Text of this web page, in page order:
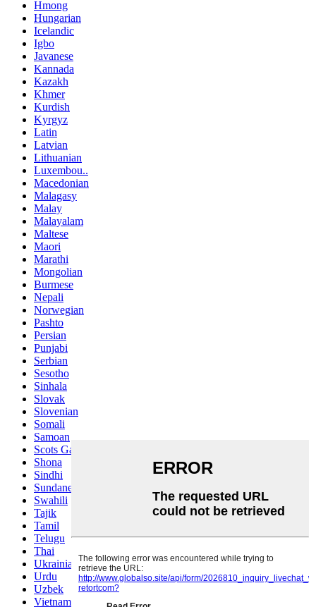
Hmong
Hungarian
Icelandic
Igbo
Javanese
Kannada
Kazakh
Khmer
Kurdish
Kyrgyz
Latin
Latvian
Lithuanian
Luxembou..
Macedonian
Malagasy
Malay
Malayalam
Maltese
Maori
Marathi
Mongolian
Burmese
Nepali
Norwegian
Pashto
Persian
Punjabi
Serbian
Sesotho
Sinhala
Slovak
Slovenian
Somali
Samoan
Scots Gaelic
Shona
Sindhi
Sundanese
Swahili
Tajik
Tamil
Telugu
Thai
Ukrainian
Urdu
Uzbek
Vietnamese